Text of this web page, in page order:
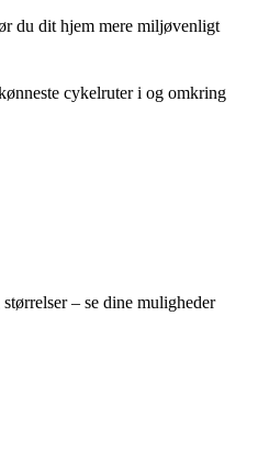
du dit hjem mere miljøvenligt
cykelruter i og omkring
– se dine muligheder